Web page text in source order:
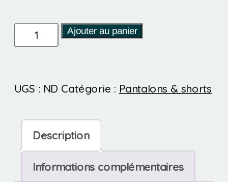
quantité
de
-
Ajouter au panier
UGS : ND Catégorie : Pantalons & shorts
Description
Informations complémentaires